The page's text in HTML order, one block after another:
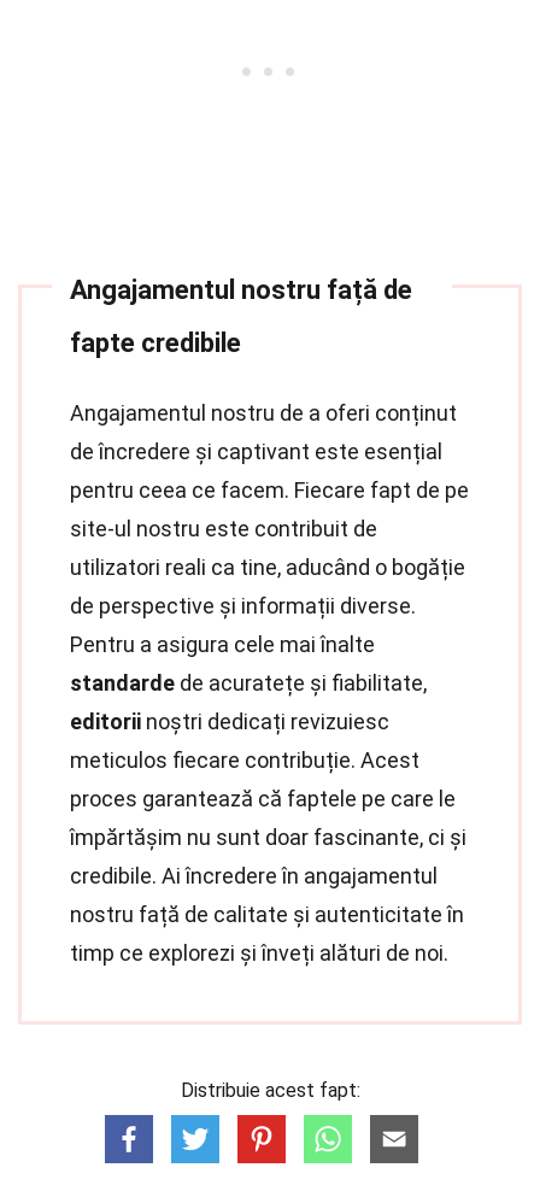
Angajamentul nostru față de
fapte credibile
Angajamentul nostru de a oferi conținut
de încredere și captivant este esențial
pentru ceea ce facem. Fiecare fapt de pe
site-ul nostru este contribuit de
utilizatori reali ca tine, aducând o bogăție
de perspective și informații diverse.
Pentru a asigura cele mai înalte
standarde de acuratețe și fiabilitate,
editorii noștri dedicați revizuiesc
meticulos fiecare contribuție. Acest
proces garantează că faptele pe care le
împărtășim nu sunt doar fascinante, ci și
credibile. Ai încredere în angajamentul
nostru față de calitate și autenticitate în
timp ce explorezi și înveți alături de noi.
Distribuie acest fapt: